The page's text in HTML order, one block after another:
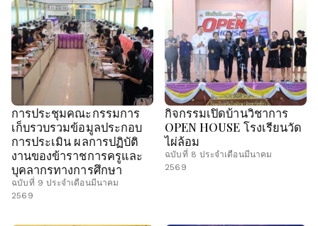
การประชุมคณะกรรมการ
เก็บรวบรวมข้อมูลประกอบ
การประเมิน ผลการปฏิบัติ
งานของข้าราชการครูและ
บุคลากรทางการศึกษา
ฉบับที่ 9 ประจำเดือนมีนาคม
2569
กิจกรรมเปิดบ้านวิชาการ
OPEN HOUSE โรงเรียนวัด
ไผ่ล้อม
ฉบับที่ 8 ประจำเดือนมีนาคม
2569